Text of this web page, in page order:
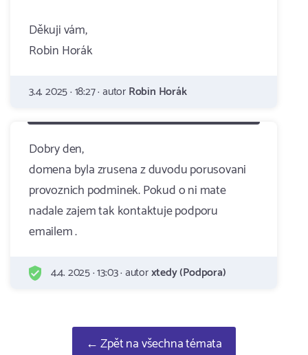
Děkuji vám,
Robin Horák
3.4. 2025 · 18:27 · autorRobin Horák
Dobry den,
domena byla zrusena z duvodu porusovani
provoznich podminek. Pokud o ni mate
nadale zajem tak kontaktuje podporu
emailem .
4.4. 2025 · 13:03 · autorxtedy (Podpora)
← Zpět na všechna témata